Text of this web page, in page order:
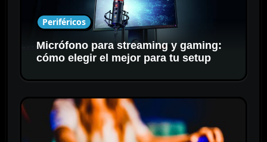
Periféricos
Micrófono para streaming y gaming:
cómo elegir el mejor para tu setup